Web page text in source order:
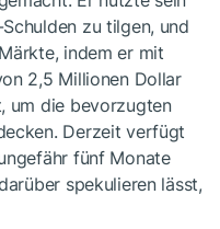
zu tilgen, und
indem er mit
2,5 Millionen Dollar
um die bevorzugten
Derzeit verfügt
fünf Monate
spekulieren lässt,